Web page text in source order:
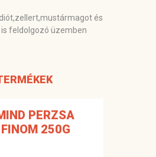
és
feldolgozó üzemben
PERZSA
250G